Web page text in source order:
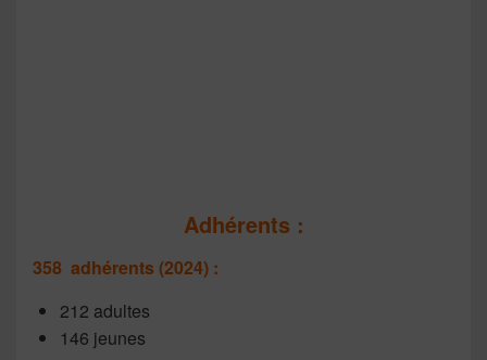
Adhérents :
358 adhérents (2024) :
212 adultes
146 jeunes